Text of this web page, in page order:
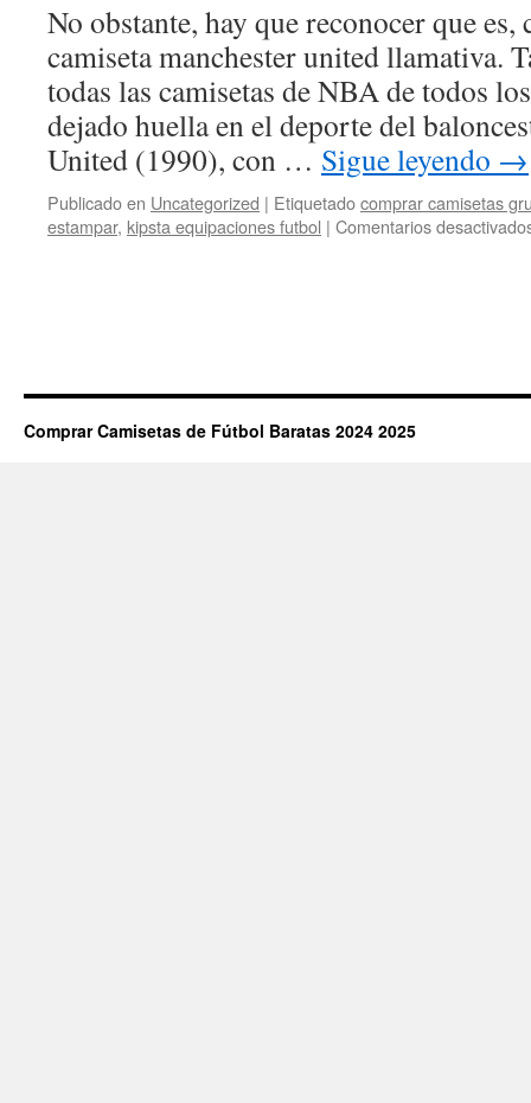
No obstante, hay que reconocer que
camiseta manchester united llamativa.
todas las camisetas de NBA de todos
dejado huella en el deporte del
United (1990), con … Sigue leyendo →
Publicado en Uncategorized | Etiquetadocomprar camisetas
estampar, kipsta equipaciones futbol | Comentarios
Comprar Camisetas de Fútbol Baratas 2024 2025